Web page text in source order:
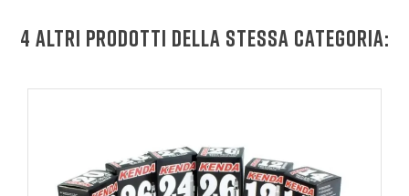
4 ALTRI PRODOTTI DELLA STESSA CATEGORIA: